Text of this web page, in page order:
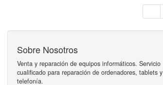
Sobre Nosotros
Venta y reparación de equipos informáticos. Servicio
cualificado para reparación de ordenadores, tablets y
telefonía.